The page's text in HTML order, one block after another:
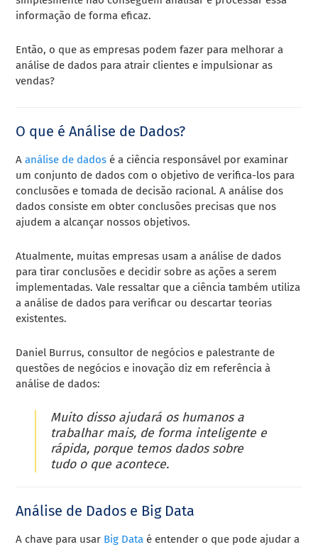
informação de forma eficaz.
Então, o que as empresas podem fazer para melhorar a
análise de dados para atrair clientes e impulsionar as
vendas?
O que é Análise de Dados?
Aanálise de dados é a ciência responsável por examinar
um conjunto de dados com o objetivo de verifica-los para
conclusões e tomada de decisão racional. A análise dos
dados consiste em obter conclusões precisas que nos
ajudem a alcançar nossos objetivos.
Atualmente, muitas empresas usam a análise de dados
para tirar conclusões e decidir sobre as ações a serem
implementadas. Vale ressaltar que a ciência também utiliza
a análise de dados para verificar ou descartar teorias
existentes.
Daniel Burrus, consultor de negócios e palestrante de
questões de negócios e inovação diz em referência à
análise de dados:
Muito disso ajudará os humanos a
trabalhar mais, de forma inteligente e
rápida, porque temos dados sobre
tudo o que acontece.
Análise de Dados e Big Data
A chave para usar Big Data é entender o que pode ajudar a